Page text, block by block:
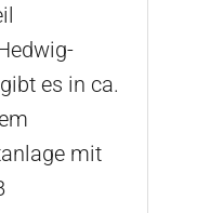
es in ca.
mit